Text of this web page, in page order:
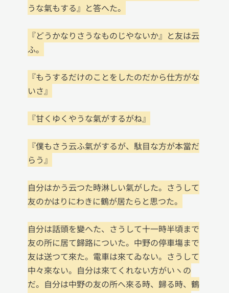
うな氣もする』と答へた。
『どうかなりさうなものじやないか』と友は云
ふ。
『もうするだけのことをしたのだから仕方がな
いさ』
『甘くゆくやうな氣がするがね』
『僕もさう云ふ氣がするが、駄目な方が本當だ
らう』
自分はかう云つた時淋しい氣がした。さうして
友のかはりにわきに鶴が居たらと思つた。
自分は話頭を變へた、さうして十一時半頃まで
友の所に居て歸路についた。中野の停車塲まで
友は送つて來た。電車は來てゐない。さうして
中々來ない。自分は來てくれない方がいヽの
だ。自分は中野の友の所へ來る時、歸る時、鶴